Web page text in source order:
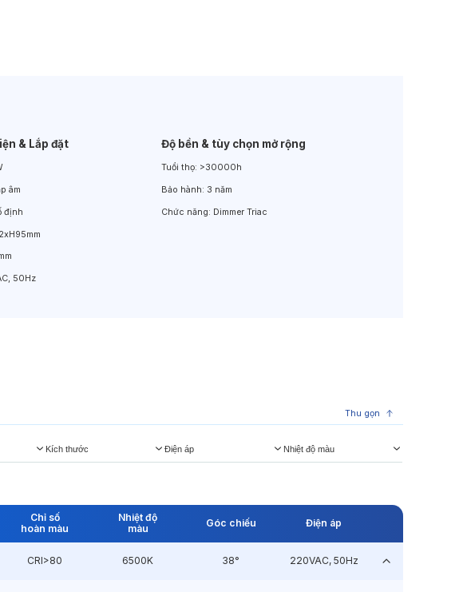
& Lắp đặt
âm
định
50Hz
Độ bền & tùy chọn mở rộng
Tuổi thọ: >30000h
Bảo hành: 3 năm
Chức năng: Dimmer Triac
Thu gọn
Kích thước Điện áp Nhiệt độ màu
Chỉ số
hoàn màu
Nhiệt độ
màu
Góc chiếu Điện áp
CRI>80 6500K 38° 220VAC, 50Hz